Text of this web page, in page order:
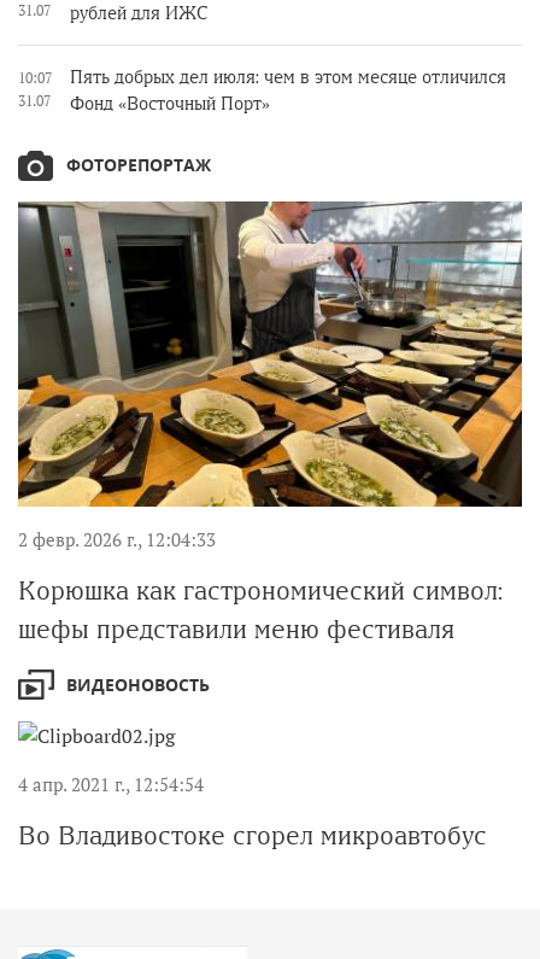
31.07
рублей для ИЖС
10:07
31.07
Пять добрых дел июля: чем в этом месяце отличился
Фонд «Восточный Порт»
ФОТОРЕПОРТАЖ
2 февр. 2026 г., 12:04:33
Корюшка как гастрономический символ:
шефы представили меню фестиваля
ВИДЕОНОВОСТЬ
4 апр. 2021 г., 12:54:54
Во Владивостоке сгорел микроавтобус